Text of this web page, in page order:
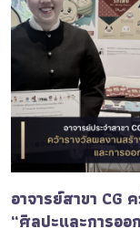
อาจารย์สาขา CG
“ศิลปะและการอ